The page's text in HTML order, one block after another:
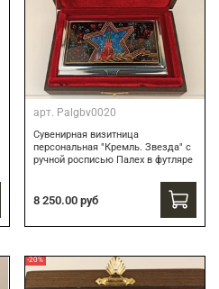
арт. Palgbv0020
Сувенирная визитница
персональная "Кремль. Звезда" с
ручной росписью Палех в футляре
8 250.00 руб
-20%